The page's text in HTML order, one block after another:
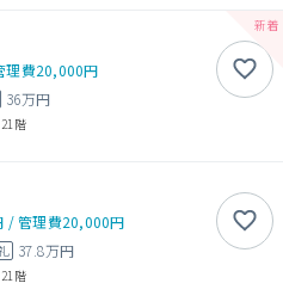
理費20,000円
36万円
21階
/管理費20,000円
37.8万円
21階